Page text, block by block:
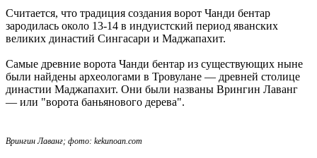
Считается, что традиция создания ворот Чанди бентар
зародилась около 13-14 в индуистский период яванских
великих династий Сингасари и Маджапахит.
Самые древние ворота Чанди бентар из существующих ныне
были найдены археологами в Тровулане — древней столице
династии Маджапахит. Они были названы Врингин Лаванг
— или "ворота баньянового дерева".
Врингин Лаванг; фото: kekunoan.com